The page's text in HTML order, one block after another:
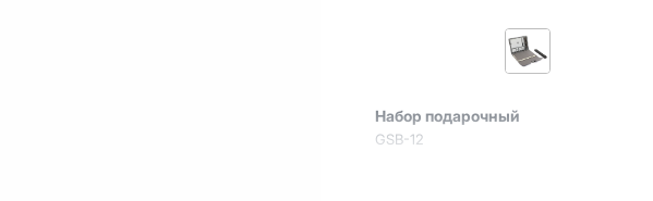
Набор подарочный
GSB-12